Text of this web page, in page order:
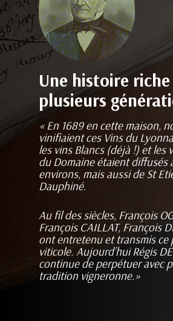
Une histoire
plusieurs
« En 1689 en cette maison,
vinifiaient ces Vins du
les vins Blancs (déjà !) et les
du Domaine étaient diffusés
environs, mais aussi de St
Dauphiné.
Au fil des siècles, François
François CAILLAT, François
ont entretenu et transmis ce
viticole. Aujourd’hui Régis
continue de perpétuer avec
tradition vigneronne.»